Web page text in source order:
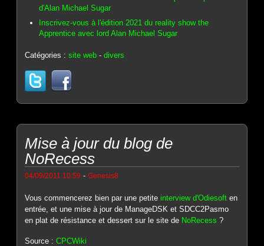
d'Alan Michael Sugar
Inscrivez-vous à l'édition 2021 du reality show the
Apprentice avec lord Alan Michael Sugar
Catégories :site web -divers
Mise à jour du blog de
NoRecess
04/09/2011 10:59 -Genesis8
Vous commencerez bien par une petiteinterview d'Odiesoft en
entrée, et une mise à jour de ManageDSK et SDCC2Pasmo
en plat de résistance et dessert sur le site de NoRecess ?
Source :CPCWiki